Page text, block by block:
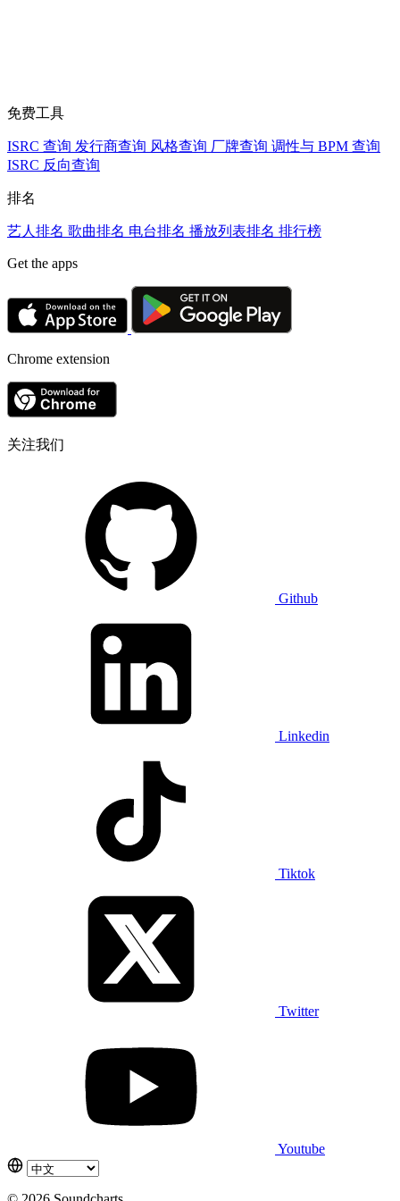
免费工具
ISRC 查询 发行商查询 风格查询 厂牌查询 调性与 BPM 查询
ISRC 反向查询
排名
艺人排名 歌曲排名 电台排名 播放列表排名 排行榜
Get the apps
Chrome extension
关注我们
Github
Linkedin
Tiktok
Twitter
Youtube